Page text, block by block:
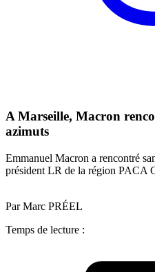
A Marseille, Macron
azimuts
Emmanuel Macron a rencontré
président LR de la région PACA
Par Marc PRÉEL
Temps de lecture :